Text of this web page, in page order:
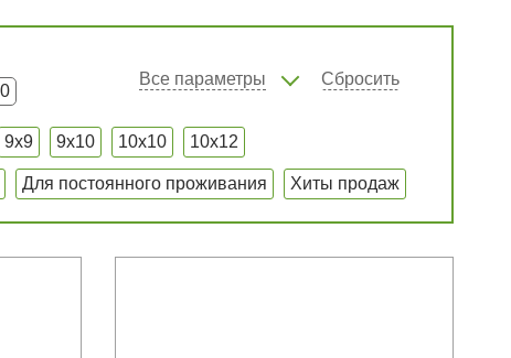
Все параметры Сбросить
9x9 9x10 10x10 10x12
Для постоянного проживания Хиты продаж